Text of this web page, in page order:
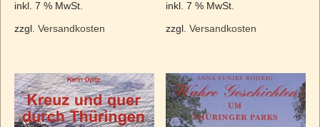
inkl. 7 % MwSt.
zzgl. Versandkosten
inkl. 7 % MwSt.
zzgl.Versandkosten